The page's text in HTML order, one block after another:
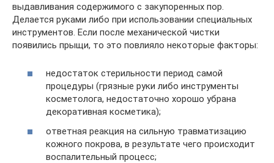
выдавливания содержимого с закупоренных пор.
Делается руками либо при использовании специальных
инструментов. Если после механической чистки
появились прыщи, то это повлияло некоторые факторы:
недостаток стерильности период самой
процедуры (грязные руки либо инструменты
косметолога, недостаточно хорошо убрана
декоративная косметика);
ответная реакция на сильную травматизацию
кожного покрова, в результате чего происходит
воспалительный процесс;